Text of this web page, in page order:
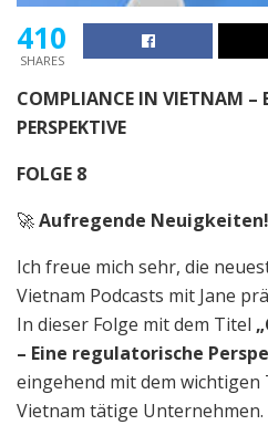
410
SHARES
COMPLIANCE IN VIETNAM –
PERSPEKTIVE
FOLGE 8
🚀Aufregende Neuigkeiten!
Ich freue mich sehr, die
Vietnam Podcasts mit Jane
In dieser Folge mit dem Titel
– Eine regulatorische
eingehend mit dem wichtigen
Vietnam tätige Unternehmen.